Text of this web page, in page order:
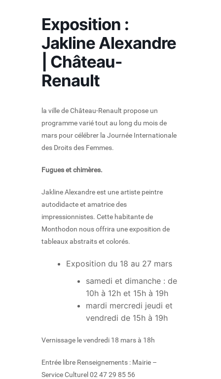
Exposition :
Jakline Alexandre
| Château-
Renault
la ville de Château-Renault propose un
programme varié tout au long du mois de
mars pour célébrer la Journée Internationale
des Droits des Femmes.
Fugues et chimères.
Jakline Alexandre est une artiste peintre
autodidacte et amatrice des
impressionnistes. Cette habitante de
Monthodon nous offrira une exposition de
tableaux abstraits et colorés.
Exposition du 18 au 27 mars
samedi et dimanche : de
10h à 12h et 15h à 19h
mardi mercredi jeudi et
vendredi de 15h à 19h
Vernissage le vendredi 18 mars à 18h
Entrée libre Renseignements : Mairie –
Service Culturel 02 47 29 85 56